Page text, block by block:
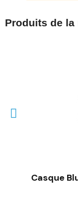
Produits de la
Casque